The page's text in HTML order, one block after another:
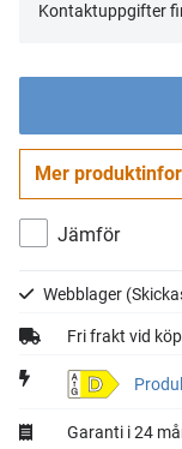
Kontaktuppgifter
Mer
Jämför
Webblager
Fri frakt vid
D
Garanti i 24